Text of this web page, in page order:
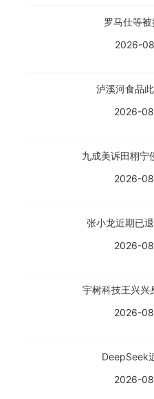
罗马仕等
2026-
泸溪河食品
2026-
九成美诉田栩宁
2026-
张小龙近期已
2026-
宇树科技王兴
2026-
DeepSeek
2026-